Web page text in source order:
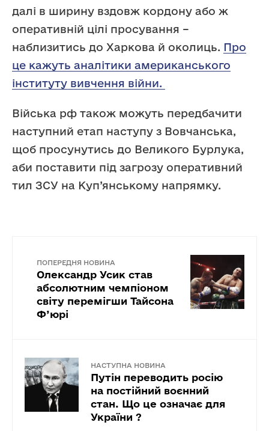
далі в ширину вздовж кордону або ж
оперативній цілі просування –
наблизитись до Харкова й околиць. Про
це кажуть аналітики американського
інституту вивчення війни.
Війська рф також можуть передбачити
наступний етап наступу з Вовчанська,
щоб просунутись до Великого Бурлука,
аби поставити під загрозу оперативний
тил ЗСУ на Куп’янському напрямку.
ПОПЕРЕДНЯ НОВИНА
Олександр Усик став
абсолютним чемпіоном
світу перемігши Тайсона
Ф’юрі
НАСТУПНА НОВИНА
Путін переводить росію
на постійний воєнний
стан. Що це означає для
України ?